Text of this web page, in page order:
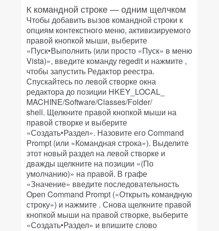
К командной строке — одним щелчком
Чтобы добавить вызов командной строки к
опциям контекстного меню, активизируемого
правой кнопкой мыши, выберите
«Пуск•Выполнить (или просто «Пуск» в меню
Vista)», введите команду regedit и нажмите ,
чтобы запустить Редактор реестра.
Спускайтесь по левой створке окна
редактора до позиции HKEY_LOCAL_
MACHINE/Software/Classes/Folder/
shell. Щелкните правой кнопкой мыши на
правой створке и выберите
«Создать•Раздел». Назовите его Command
Prompt (или «Командная строка»). Выделите
этот новый раздел на левой створке и
дважды щелкните на позиции «(По
умолчанию)» на правой. В графе
«Значение» введите последовательность
Open Command Prompt («Открыть командную
строку») и нажмите . Снова щелкните правой
кнопкой мыши на правой створке, выберите
«Создать•Раздел» и впишите слово